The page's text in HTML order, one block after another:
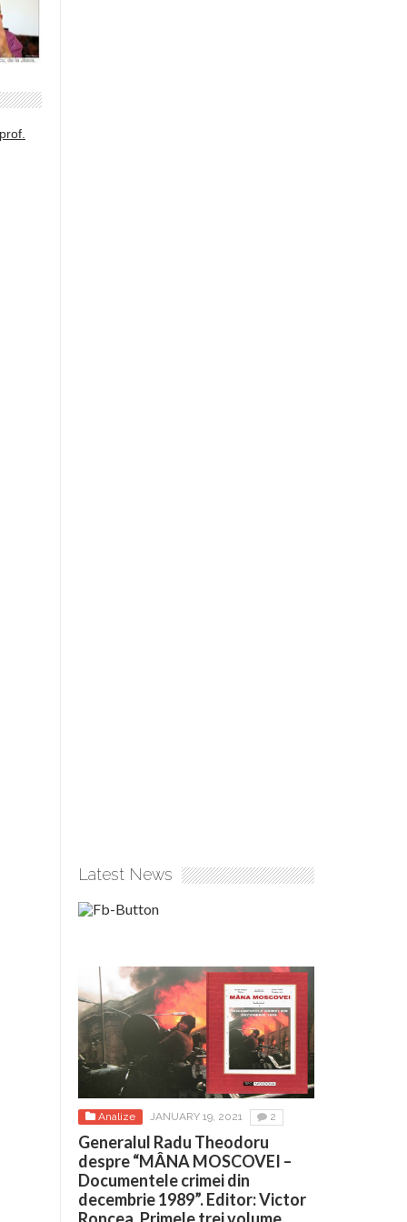
Latest News
Analize JANUARY 19, 2021 2
Generalul Radu Theodoru
despre “MÂNA MOSCOVEI –
Documentele crimei din
decembrie 1989”. Editor: Victor